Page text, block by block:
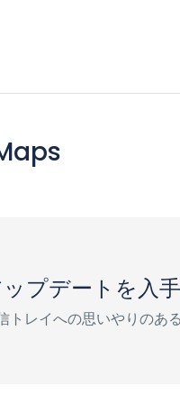
ップデートを入手
トレイへの思いやりのあ